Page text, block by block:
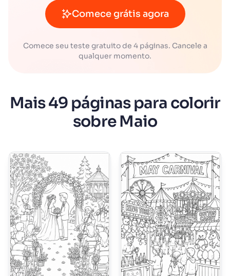
Comece grátis agora
Comece seu teste gratuito de 4 páginas. Cancele a
qualquer momento.
Mais 49 páginas para colorir
sobre Maio